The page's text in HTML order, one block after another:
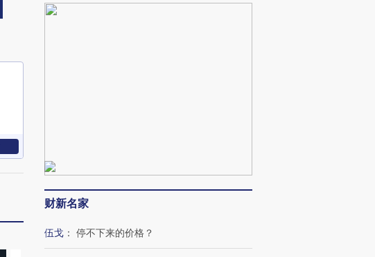
财新名家
伍戈 ： 停不下来的价格？